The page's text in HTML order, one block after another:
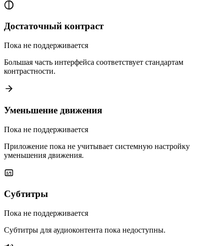
Достаточный контраст
Пока не поддерживается
Большая часть интерфейса соответствует стандартам
контрастности.
Уменьшение движения
Пока не поддерживается
Приложение пока не учитывает системную настройку
уменьшения движения.
Субтитры
Пока не поддерживается
Субтитры для аудиоконтента пока недоступны.